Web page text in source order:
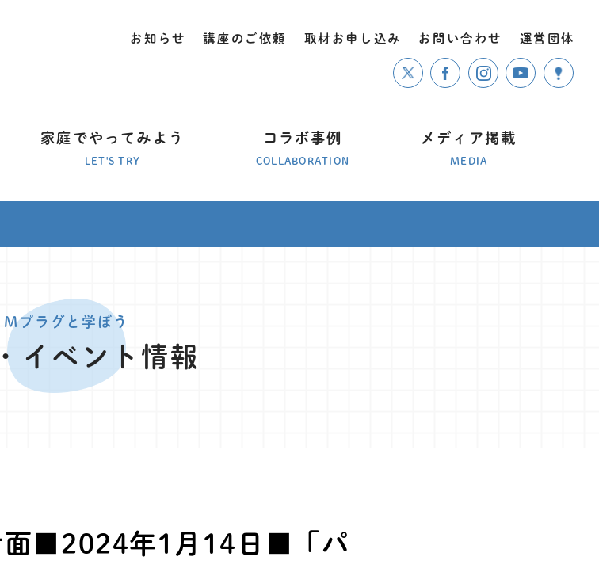
家庭でやってみよう
LET'S TRY
コラボ事例
COLLABORATION
メディア掲載
MEDIA
お知らせ 講座のご依頼 取材お申し込み お問い合わせ 運営団体
Mプラグと学ぼう
イベント情報
面■2024年1月14日■「パ